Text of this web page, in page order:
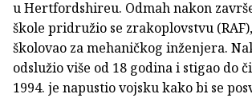
u Hertfordshireu. Odmah nakon
škole pridružio se zrakoplovstvu
školovao za mehaničkog inženjera.
odslužio više od 18 godina i stigao do
1994. je napustio vojsku kako bi se